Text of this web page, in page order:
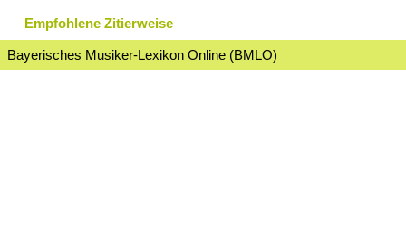
Empfohlene Zitierweise
Bayerisches Musiker-Lexikon Online (BMLO)